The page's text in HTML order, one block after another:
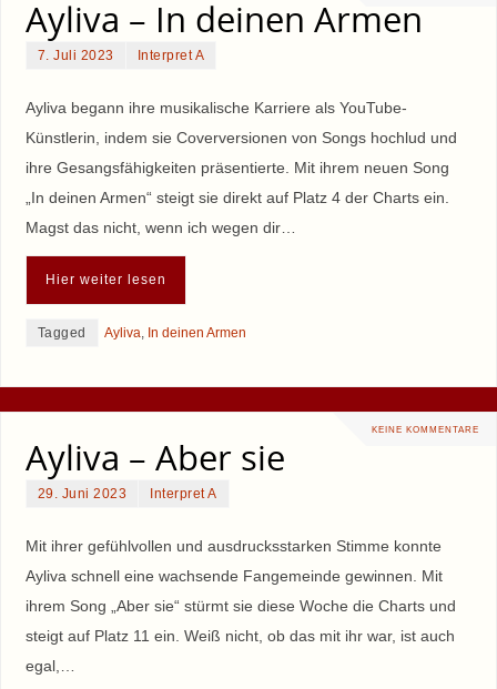
Ayliva – In deinen Armen
7. Juli 2023 Interpret A
Ayliva begann ihre musikalische Karriere als YouTube-
Künstlerin, indem sie Coverversionen von Songs hochlud und
ihre Gesangsfähigkeiten präsentierte. Mit ihrem neuen Song
„In deinen Armen“ steigt sie direkt auf Platz 4 der Charts ein.
Magst das nicht, wenn ich wegen dir…
Hier weiter lesen
Tagged Ayliva, In deinen Armen
KEINE KOMMENTARE
Ayliva – Aber sie
29. Juni 2023 Interpret A
Mit ihrer gefühlvollen und ausdrucksstarken Stimme konnte
Ayliva schnell eine wachsende Fangemeinde gewinnen. Mit
ihrem Song „Aber sie“ stürmt sie diese Woche die Charts und
steigt auf Platz 11 ein. Weiß nicht, ob das mit ihr war, ist auch
egal,…